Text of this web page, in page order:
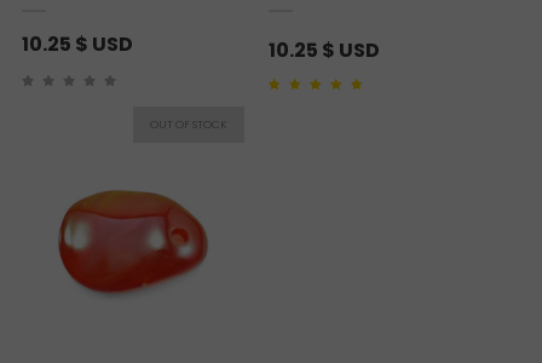
10.25 $ USD 10.25 $ USD